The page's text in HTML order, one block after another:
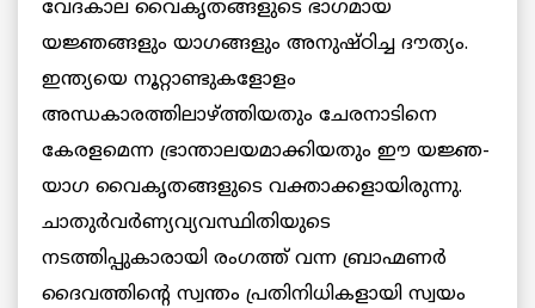
വേദകാല വൈകൃതങ്ങളുടെ ഭാഗമായ
യജ്ഞങ്ങളും യാഗങ്ങളും അനുഷ്ഠിച്ച ദൗത്യം.
ഇന്ത്യയെ നൂറ്റാണ്ടുകളോളം
അന്ധകാരത്തിലാഴ്ത്തിയതും ചേരനാടിനെ
കേരളമെന്ന ഭ്രാന്താലയമാക്കിയതും ഈ യജ്ഞ-
യാഗ വൈകൃതങ്ങളുടെ വക്താക്കളായിരുന്നു.
ചാതുര്‍വര്‍ണ്യവ്യവസ്ഥിതിയുടെ
നടത്തിപ്പുകാരായി രംഗത്ത് വന്ന ബ്രാഹ്മണര്‍
ദൈവത്തിന്റെ സ്വന്തം പ്രതിനിധികളായി സ്വയം